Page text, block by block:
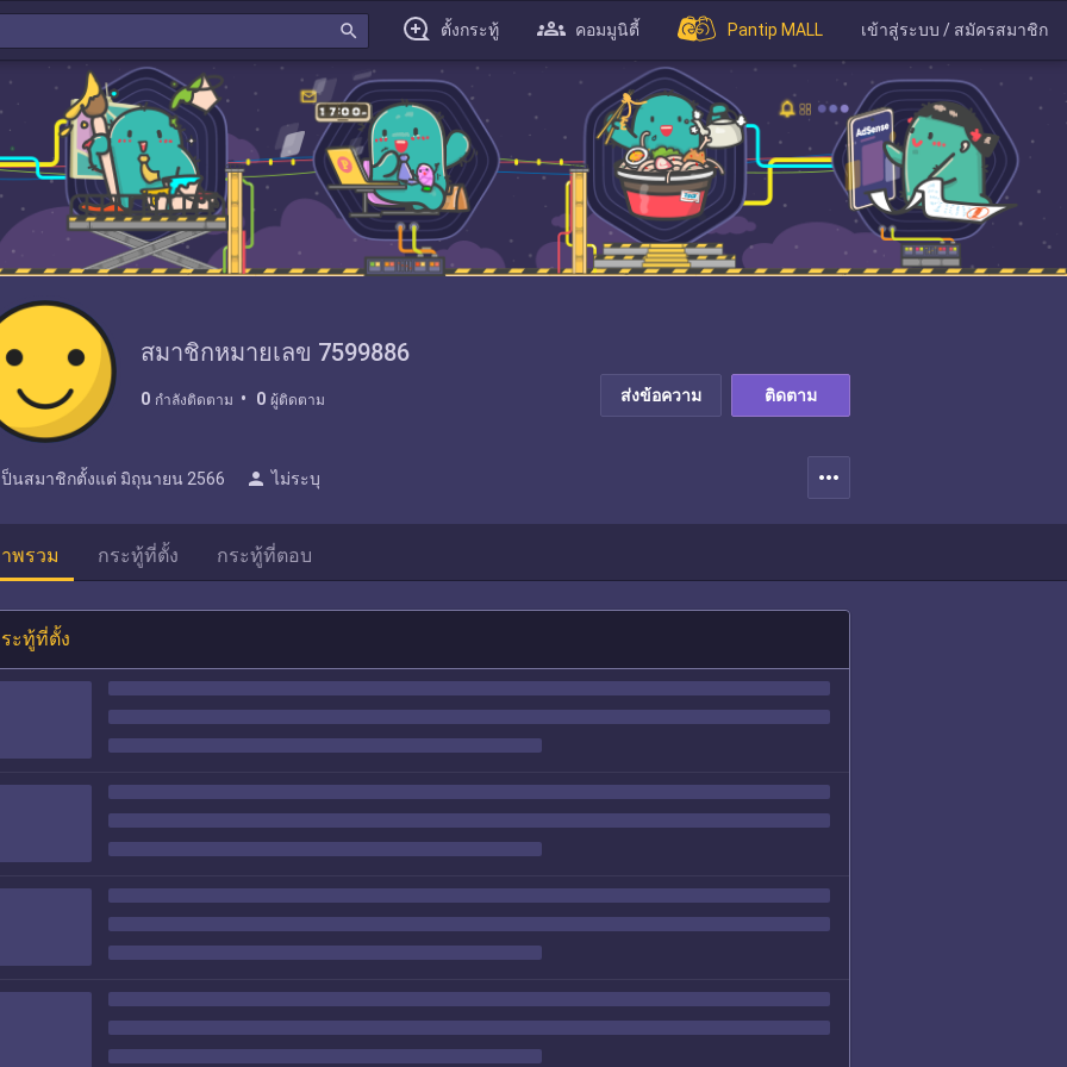
search ตั้งกระทู้ คอมมูนิตี้ Pantip MALL เข้าสู่ระบบ / สมัครสมาชิก
สมาชิกหมายเลข 7599886
0 กำลังติดตาม 0 ผู้ติดตาม ส่งข้อความ ติดตาม
ป็นสมาชิกตั้งแต่ มิถุนายน 2566 person ไม่ระบุ more_horiz
พรวม กระทู้ที่ตั้ง กระทู้ที่ตอบ
ะทู้ที่ตั้ง